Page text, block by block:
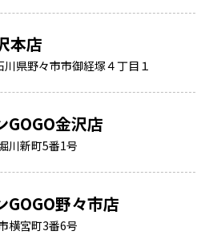
本店
県野々市市御経塚４丁目１
GOGO金沢店
川新町5番1号
GOGO野々市店
横宮町3番6号